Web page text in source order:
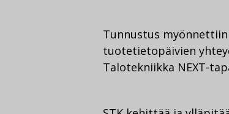
Tunnustus
tuotetietopäivien
Talotekniikka NEXT-